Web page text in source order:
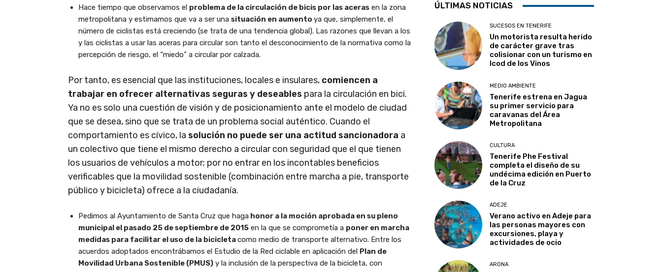
Hace tiempo que observamos el problema de la circulación de bicis por las aceras en la zona
metropolitana y estimamos que va a ser una situación en aumento ya que, simplemente, el
número de ciclistas está creciendo (se trata de una tendencia global). Las razones que llevan a los
y las ciclistas a usar las aceras para circular son tanto el desconocimiento de la normativa como la
percepción de riesgo, el “miedo” a circular por calzada.
Por tanto, es esencial que las instituciones, locales e insulares, comiencen a
trabajar en ofrecer alternativas seguras y deseables para la circulación en bici.
Ya no es solo una cuestión de visión y de posicionamiento ante el modelo de ciudad
que se desea, sino que se trata de un problema social auténtico. Cuando el
comportamiento es cívico, la solución no puede ser una actitud sancionadora a
un colectivo que tiene el mismo derecho a circular con seguridad que el que tienen
los usuarios de vehículos a motor; por no entrar en los incontables beneficios
verificables que la movilidad sostenible (combinación entre marcha a pie, transporte
público y bicicleta) ofrece a la ciudadanía.
Pedimos al Ayuntamiento de Santa Cruz que haga honor a la moción aprobada en su pleno
municipal el pasado 25 de septiembre de 2015 en la que se comprometía a poner en marcha
medidas para facilitar el uso de la bicicletacomo medio de transporte alternativo. Entre los
acuerdos adoptados encontrábamos el Estudio de la Red ciclable en aplicación del Plan de
Movilidad Urbana Sostenible (PMUS) y la inclusión de la perspectiva de la bicicleta, con
ÚLTIMAS NOTICIAS
SUCESOS EN TENERIFE
Un motorista resulta herido
de carácter grave tras
colisionar con un turismo en
Icod de los Vinos
MEDIO AMBIENTE
Tenerife estrena en Jagua
su primer servicio para
caravanas del Área
Metropolitana
CULTURA
Tenerife Phe Festival
completa el diseño de su
undécima edición en Puerto
de la Cruz
ADEJE
Verano activo en Adeje para
las personas mayores con
excursiones, playa y
actividades de ocio
ARONA